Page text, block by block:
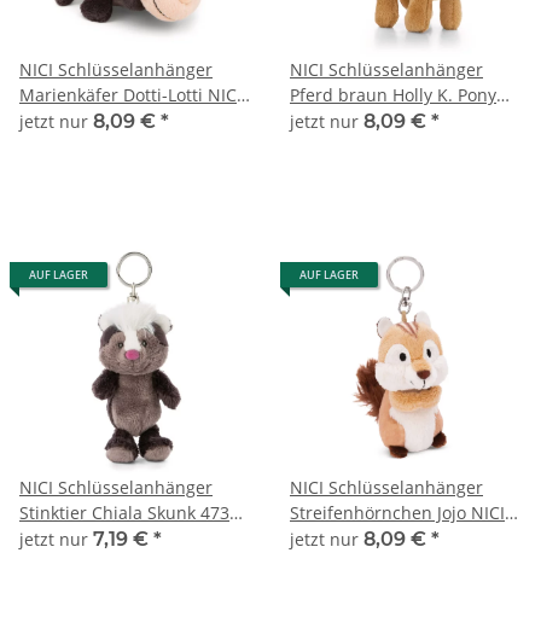
NICI Schlüsselanhänger
Marienkäfer Dotti-Lotti NICI
GREEN 61622
jetzt nur 8,09 € *
NICI Schlüsselanhänger
Pferd braun Holly K. Pony
NICI GREEN 62230
jetzt nur 8,09 € *
AUF LAGER
NICI Schlüsselanhänger
Stinktier Chiala Skunk 47332
Bean Bags 10 cm
jetzt nur 7,19 € *
AUF LAGER
NICI Schlüsselanhänger
Streifenhörnchen Jojo NICI
GREEN 49941
jetzt nur 8,09 € *